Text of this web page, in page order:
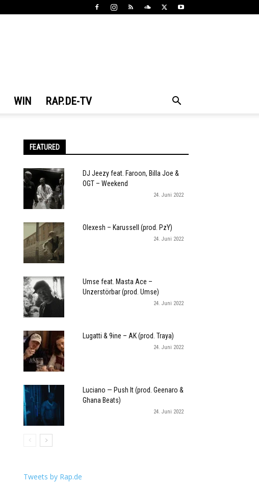
WIN RAP.DE-TV
FEATURED
DJ Jeezy feat. Faroon, Billa Joe &
OGT – Weekend
24. Juni 2022
Olexesh – Karussell (prod. PzY)
24. Juni 2022
Umse feat. Masta Ace –
Unzerstörbar (prod. Umse)
24. Juni 2022
Lugatti & 9ine – AK (prod. Traya)
24. Juni 2022
Luciano — Push It (prod. Geenaro &
Ghana Beats)
24. Juni 2022
Tweets by Rap.de